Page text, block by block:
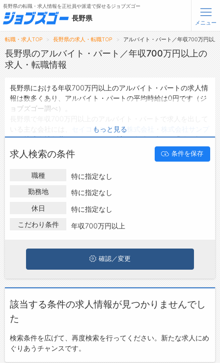
無料会員登録 ログイン
トップ
詳細情報で求人を探す
【初めての方へ】
長野県の求人検索で選ばれる理由
転職支援サービスについて
転職支援サービス
転職ノウハウ(応募書類の書き方・面接対策など)
転職・採用コラム
長野県の転職・求人情報を正社員や派遣で探せるジョブズゴー
長野県
メニュー
転職・求人TOP 長野県の求人・転職TOP アルバイト・パート／年収700万円以
長野県のアルバイト・パート／年収700万円以上の
求人・転職情報
長野県における年収700万円以上のアルバイト・パートの求人情
報は数多くあり、アルバイト・パートの平均時給は0円です（ジ
ョブズゴー調べ）。
セイコーエプソン株式会社
ロ・株式会社角藤などがあり、ご希望の条件に合った求人を探す
ことできます。
長野県の地域密着型の求人サイトであるジョブズゴーでは長野県
のアルバイト・パートとして働ける求人情報を0件取り扱ってい
ハローワークにはない求人も多数扱っており、転職だけでなく、
で年収700万円以上のアルバイト・パートの求人・転職情報を探
している方は、ぜひ興味のある職種に応募してみてくださいね。
もっと見る
求人検索の条件 条件を保存
職種
特に指定なし
勤務地
特に指定なし
休日
特に指定なし
こだわり条件
年収700万円以上
確認／変更
該当する条件の求人情報が見つかりませんでし
た
検索条件を広げて、再度検索を行ってください。新たな求人にめ
ぐりあうチャンスです。